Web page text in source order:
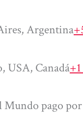
Argentina
USA, Canadá
Mundo pago